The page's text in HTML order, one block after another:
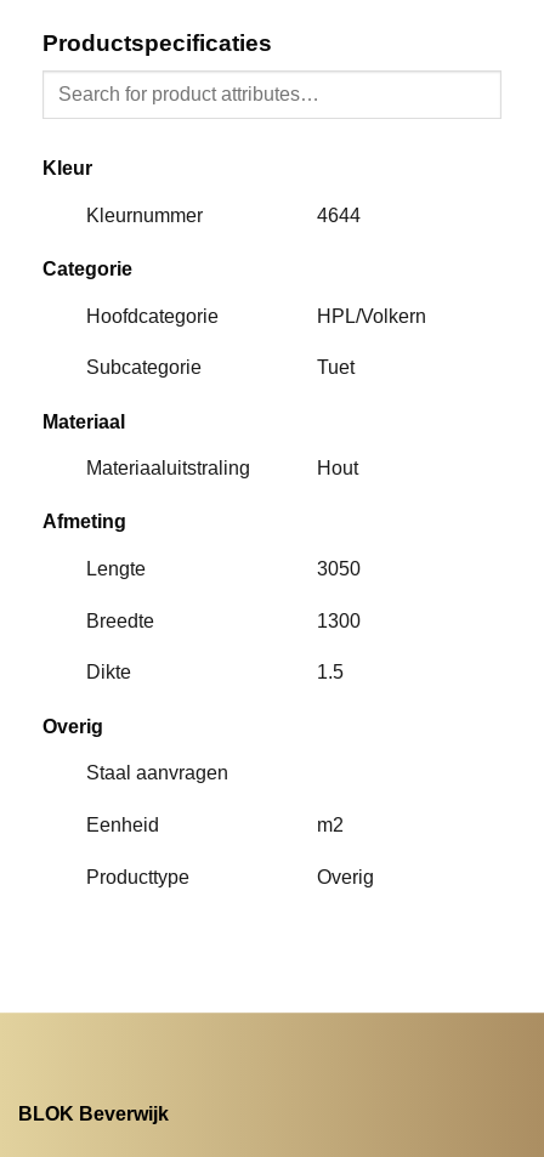
Productspecificaties
Kleur
Kleurnummer 4644
Categorie
Hoofdcategorie HPL/Volkern
Subcategorie Tuet
Materiaal
Materiaaluitstraling Hout
Afmeting
Lengte 3050
Breedte 1300
Dikte 1.5
Overig
Staal aanvragen
Eenheid m2
Producttype Overig
BLOK Beverwijk